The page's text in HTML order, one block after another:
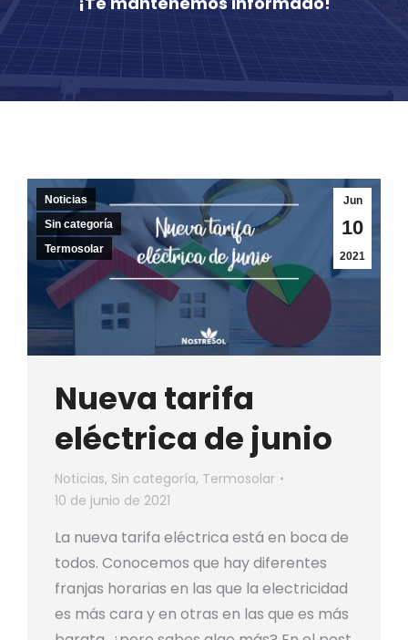
Jun
10
2021
Noticias
Sin categoría
Termosolar
Nueva tarifa
eléctrica de junio
Noticias, Sin categoría, Termosolar
10 de junio de 2021
La nueva tarifa eléctrica está en boca de
todos. Conocemos que hay diferentes
franjas horarias en las que la electricidad
es más cara y en otras en las que es más